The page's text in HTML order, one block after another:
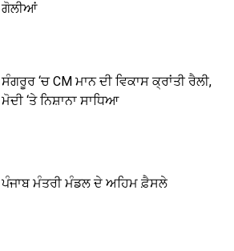
ਗੋਲੀਆਂ
ਸੰਗਰੂਰ ‘ਚ CM ਮਾਨ ਦੀ ਵਿਕਾਸ ਕ੍ਰਾਂਤੀ ਰੈਲੀ,
ਮੋਦੀ ‘ਤੇ ਨਿਸ਼ਾਨਾ ਸਾਧਿਆ
ਪੰਜਾਬ ਮੰਤਰੀ ਮੰਡਲ ਦੇ ਅਹਿਮ ਫ਼ੈਸਲੇ